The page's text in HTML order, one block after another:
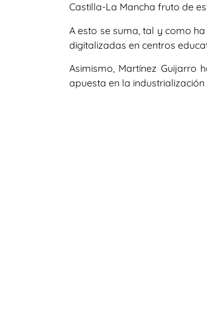
Castilla-La Mancha fruto de
A esto se suma, tal y como
digitalizadas en centros
Asimismo, Martínez Guijarro
apuesta en la industrialización